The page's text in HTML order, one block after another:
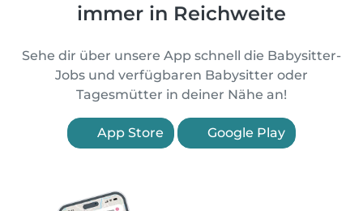
immer in Reichweite
Sehe dir über unsere App schnell die Babysitter-
Jobs und verfügbaren Babysitter oder
Tagesmütter in deiner Nähe an!
App Store Google Play